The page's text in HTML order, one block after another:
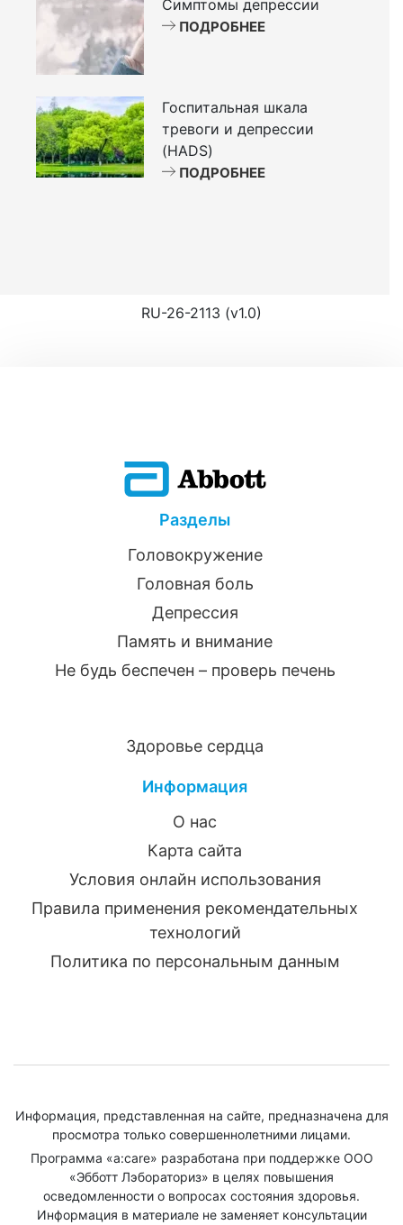
Симптомы депрессии
ПОДРОБНЕЕ
Госпитальная шкала
тревоги и депрессии
(HADS)
ПОДРОБНЕЕ
RU-26-2113 (v1.0)
Разделы
Головокружение
Головная боль
Депрессия
Память и внимание
Не будь беспечен – проверь печень
Здоровье сердца
Информация
О нас
Карта сайта
Условия онлайн использования
Правила применения рекомендательных
технологий
Политика по персональным данным
Информация, представленная на сайте, предназначена для
просмотра только совершеннолетними лицами.
Программа «a:care» разработана при поддержке ООО
«Эбботт Лэбораториз» в целях повышения
осведомленности о вопросах состояния здоровья.
Информация в материале не заменяет консультации